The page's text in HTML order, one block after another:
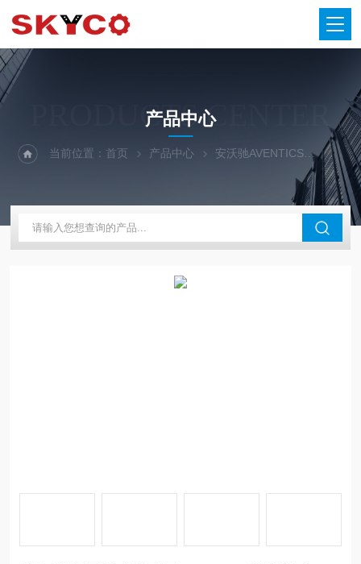
PRODUCTS CENTER
产品中心
当前位置：首页 产品中心 安沃驰AVENTICS 气缸